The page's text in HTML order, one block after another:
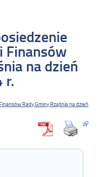
Finansów
na dzień
r.
Rady Gminy Rząśnia na dzień